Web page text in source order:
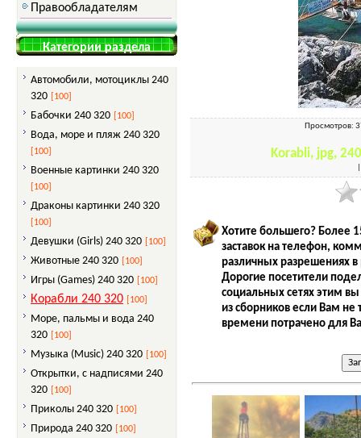
Правообладателям
Категории раздела
Автомобили, мотоциклы 240
320
[100]
Бабочки 240 320 [100]
Вода, море и пляж 240 320
[100]
Военные картинки 240 320
[100]
Драконы картинки 240 320
[100]
Девушки (Girls) 240 320 [100]
Животные 240 320 [100]
Игры (Games) 240 320 [100]
Корабли 240 320 [100]
Море, пальмы и вода 240
320
[100]
Музыка (Music) 240 320 [100]
Открытки, с надписями 240
320
[100]
Приколы 240 320 [100]
Природа 240 320 [100]
Просмотров:
Korabli, jpg,
Хотите большего? Более
заставок на телефон,
различных разрешениях
Дорогие посетители
социальных сетях этим
из сборников если Вам не
времени потрачено для